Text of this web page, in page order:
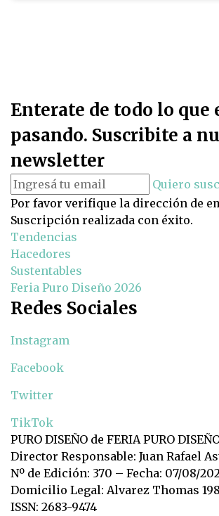
Enterate de todo lo que
pasando. Suscribite a
newsletter
Quiero
Por favor verifique la dirección de
Suscripción realizada con éxito.
Tendencias
Hacedores
Sustentables
Feria Puro Diseño 2026
Redes Sociales
Instagram
Facebook
Twitter
TikTok
PURO DISEÑO de FERIA PURO
Director Responsable: Juan Rafael
Nº de Edición: 370 – Fecha: 07/08/
Domicilio Legal: Alvarez Thomas 198
ISSN: 2683-9474